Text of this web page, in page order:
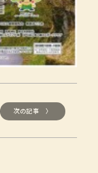
次の記事 〉